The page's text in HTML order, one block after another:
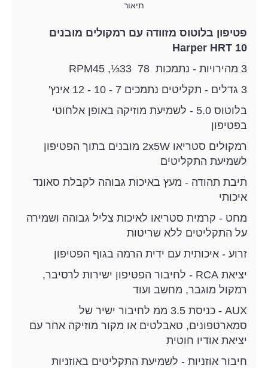
תיאור
פטיפון בלוטוס מזוודה עם רמקולים מובנים
Harper HRT 10
3 מהירויות - נתמכות 78 RPM45 ,⅓33
3 גדלים - תקליטים נתמכים 7 - 10 - 12 אינץ'
בלוטוס 5.0 - לשמיעת מוזיקה באופן אלחוטי
בפטיפון
רמקולים סטריאו 2x5W מובנים בתוך הפטיפון
לשמיעת התקליטים
תיבת תהודה - מעץ באיכות גבוהה לקבלת סאונד
איכותי
מחט - קרמית סטריאו לאיכות צליל גבוהה ושמירה
על התקליטים ללא שריטות
זרוע - איכותית עם ידית הרמה בגוף הפטיפון
יציאת RCA - לחיבור הפטיפון ישירות לרסיבר,
רמקול מוגבר, מחשב ועוד
AUX - כניסת 3.5 ממ לחיבור ישיר של
סמארטפונים, טאבלטים או מקור מוזיקה אחר עם
יציאת אודיו חוטית
חיבור אוזניות - לשמיעת התקליטים באוזניות